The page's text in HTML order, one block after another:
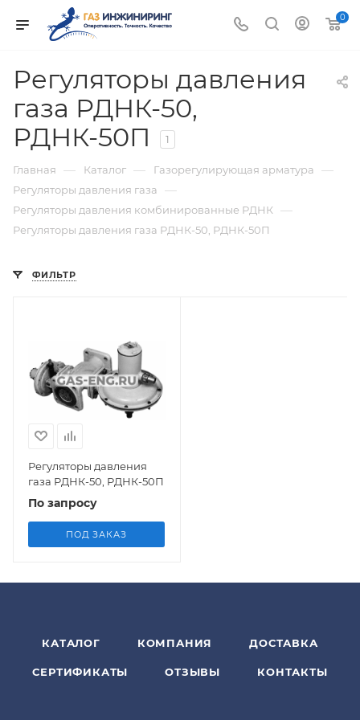
0
Регуляторы давления
газа РДНК-50,
РДНК-50П
1
Главная — Каталог — Газорегулирующая арматура —
Регуляторы давления газа —
Регуляторы давления комбинированные РДНК —
Регуляторы давления газа РДНК-50, РДНК-50П
ФИЛЬТР
Регуляторы давления
газа РДНК-50, РДНК-50П
По запросу
ПОД ЗАКАЗ
КАТАЛОГ КОМПАНИЯ ДОСТАВКА
СЕРТИФИКАТЫ ОТЗЫВЫ КОНТАКТЫ